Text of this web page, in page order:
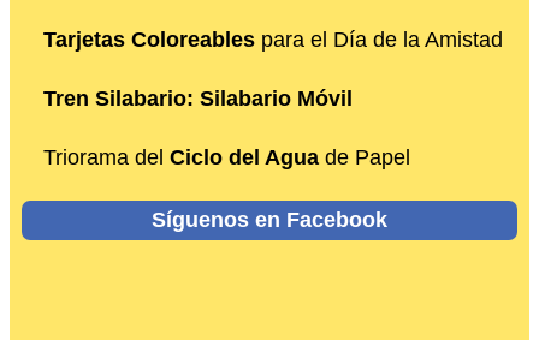
Tarjetas Coloreables para el Día de la Amistad
Tren Silabario: Silabario Móvil
Triorama del Ciclo del Agua de Papel
Síguenos en Facebook